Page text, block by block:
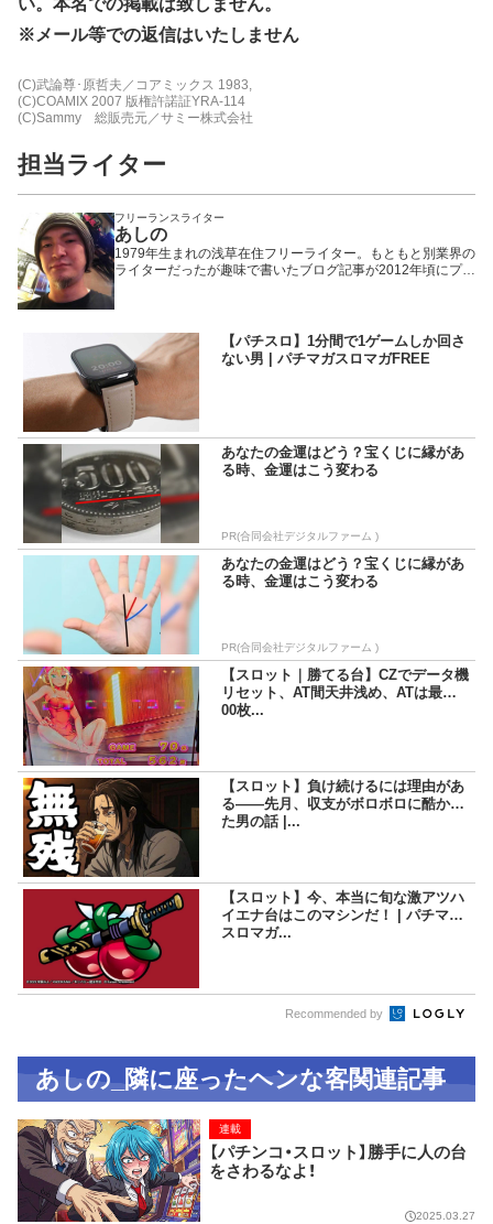
※メール等での返信はいたしません
(C)武論尊･原哲夫／コアミックス 1983,
(C)COAMIX 2007 版権許諾証YRA-114
(C)Sammy 総販売元／サミー株式会社
担当ライター
フリーランスライター
あしの
1979年生まれの浅草在住フリーライター。もともと別業界の
ライターだったが趣味で書いたブログ記事が2012年頃にプチ
トーにしているため記事の内容もそっち方面が多め。
【パチスロ】1分間で1ゲームしか回さ
ない男 | パチマガスロマガFREE
あなたの金運はどう？宝くじに縁があ
る時、金運はこう変わる
PR(合同会社デジタルファーム )
あなたの金運はどう？宝くじに縁があ
る時、金運はこう変わる
PR(合同会社デジタルファーム )
【スロット｜勝てる台】CZでデータ機
リセット、AT間天井浅め、ATは最低5
00枚...
【スロット】負け続けるには理由があ
る――先月、収支がボロボロに酷かっ
た男の話 |...
【スロット】今、本当に旬な激アツハ
イエナ台はこのマシンだ！ | パチマガ
スロマガ...
Recommended by
あしの_隣に座ったヘンな客関連記事
【パチンコ・スロット】勝手に人の台
をさわるなよ！
連載
2025.03.27